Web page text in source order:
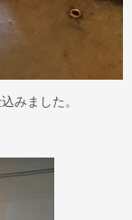
みました。